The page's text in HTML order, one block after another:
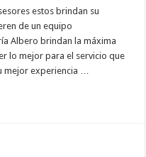
estos brindan su
de un equipo
Albero brindan la máxima
lo mejor para el servicio que
mejor experiencia …